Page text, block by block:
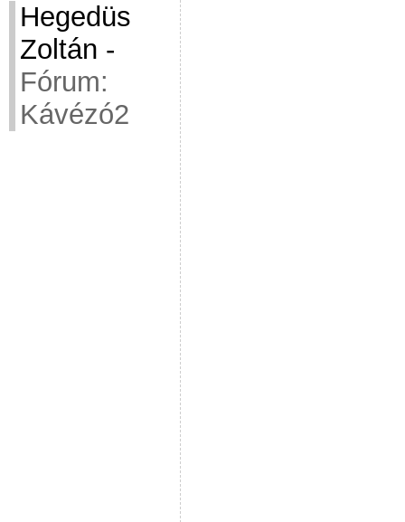
Hegedüs
Zoltán -
Fórum:
Kávézó2